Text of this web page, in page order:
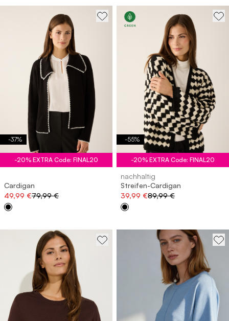
-37%
-20% EXTRA Code: FINAL20
Cardigan
49,99 €79,99 €
-55%
-20% EXTRA Code: FINAL20
nachhaltig
Streifen-Cardigan
39,99 €89,99 €